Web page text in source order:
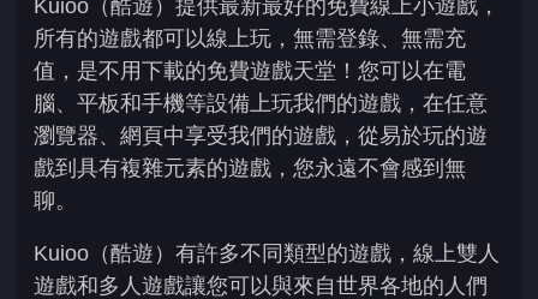
Kuioo（酷遊）提供最新最好的免費線上小遊戲，
所有的遊戲都可以線上玩，無需登錄、無需充
值，是不用下載的免費遊戲天堂！您可以在電
腦、平板和手機等設備上玩我們的遊戲，在任意
瀏覽器、網頁中享受我們的遊戲，從易於玩的遊
戲到具有複雜元素的遊戲，您永遠不會感到無
聊。
Kuioo（酷遊）有許多不同類型的遊戲，線上雙人
遊戲和多人遊戲讓您可以與來自世界各地的人們